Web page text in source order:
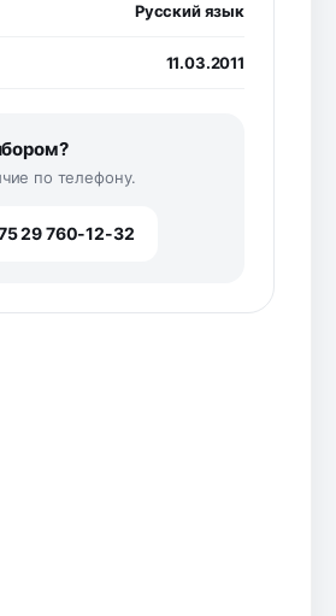
Русский язык
11.03.2011
по телефону.
29 760-12-32